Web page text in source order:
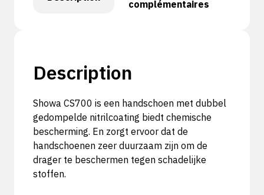
complémentaires
Description
Showa CS700 is een handschoen met dubbel
gedompelde nitrilcoating biedt chemische
bescherming. En zorgt ervoor dat de
handschoenen zeer duurzaam zijn om de
drager te beschermen tegen schadelijke
stoffen.